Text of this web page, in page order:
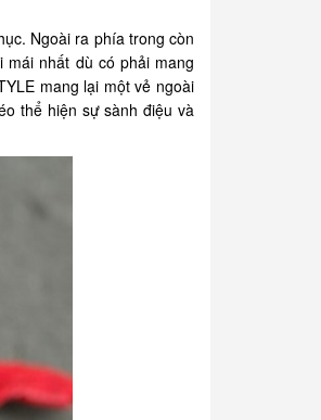
Ngoài ra phía trong còn
nhất dù có phải mang
mang lại một vẻ ngoài
thể hiện sự sành điệu và